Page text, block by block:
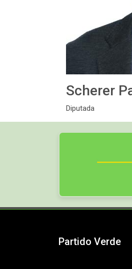
Scherer
Diputada
Partido Verde